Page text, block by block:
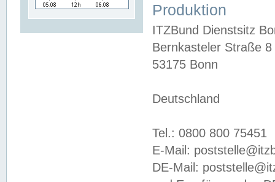
Produktion
ITZBund Dienstsitz
Bernkasteler Straße 8
53175 Bonn
Deutschland
Tel.: 0800 800 75451
E-Mail:
DE-Mail: